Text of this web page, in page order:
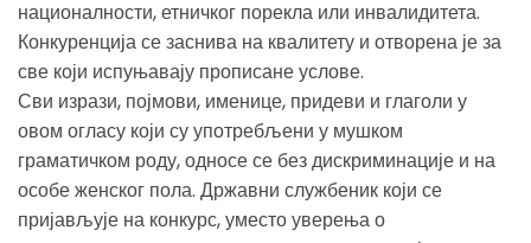
националности, етничког порекла или инвалидитета.
Конкуренција се заснива на квалитету и отворена је за
све који испуњавају прописане услове.
Сви изрази, појмови, именице, придеви и глаголи у
овом огласу који су употребљени у мушком
граматичком роду, односе се без дискриминације и на
особе женског пола. Државни службеник који се
пријављује на конкурс, уместо уверења о